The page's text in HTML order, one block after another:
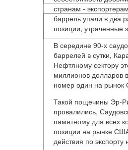
странам -
баррель упали в два
позиции, утраченные
В середине 90-х
баррелей в сутки,
Нефтяному сектору
миллионов долларов
номер один на рынок
Такой пощечины Эр-
провалились,
памятному для всех
позиции на рынке
действия по